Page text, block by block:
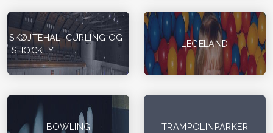
SKØJTEHAL, CURLING OG
ISHOCKEY
LEGELAND
BOWLING TRAMPOLINPARKER